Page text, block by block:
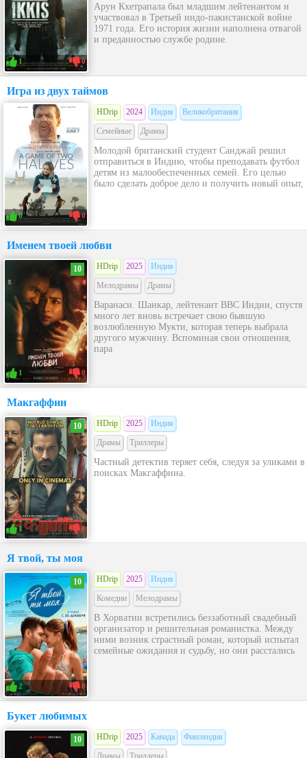
1 0
Арун Кхетрапала был младшим лейтенантом и
участвовал в Третьей индо-пакистанской войне
1971 года. Его история жизни наполнена отвагой
и преданностью службе родине.
Игра из двух таймов
0 0
HDrip 2024 Индия
Великобритания
Семейные
Драмы
Молодой британский студент Санджай решил
отправиться в Индию, чтобы преподавать футбол
детям из малообеспеченных семей. Его целью
было сделать доброе дело и получить новый опыт,
Именем твоей любви
10
1 0
HDrip 2025
Индия
Мелодрамы
Драмы
Варанаси. Шанкар, лейтенант ВВС Индии, спустя
много лет вновь встречает свою бывшую
возлюбленную Мукти, которая теперь выбрала
другого мужчину. Вспоминая свои отношения,
пара
Макгаффин
10
1 0
HDrip 2025
Индия
Драмы
Триллеры
Частный детектив теряет себя, следуя за уликами в
поисках Макгаффина.
Я твой, ты моя
10
2 0
HDrip 2025
Индия
Комедии
Мелодрамы
В Хорватии встретились беззаботный свадебный
организатор и решительная романистка. Между
ними возник страстный роман, который испытал
семейные ожидания и судьбу, но они расстались
Букет любимых
10 HDrip 2025 Канада
Финляндия
Драмы
Триллеры